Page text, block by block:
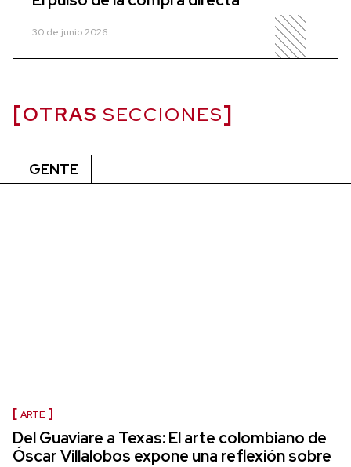
30 de junio 2026
OTRAS SECCIONES
GENTE
ARTE
Del Guaviare a Texas: El arte colombiano de
Óscar Villalobos expone una reflexión sobre